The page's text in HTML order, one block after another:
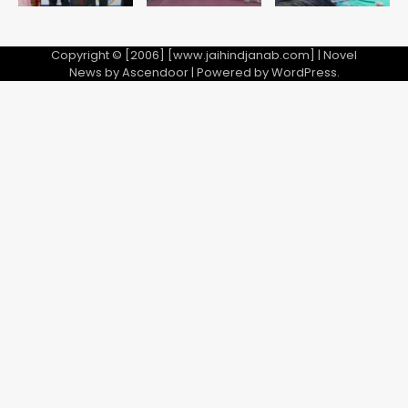
Copyright © [2006] [www.jaihindjanab.com] | Novel
News byAscendoor| Powered byWordPress.